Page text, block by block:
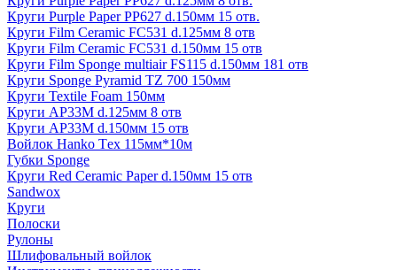
Круги Purple Paper PP627 d.150мм 15 отв.
Круги Film Ceramic FC531 d.125мм 8 отв
Круги Film Ceramic FC531 d.150мм 15 отв
Круги Film Sponge multiair FS115 d.150мм 181 отв
Круги Sponge Pyramid TZ 700 150мм
Круги Textile Foam 150мм
Круги AP33M d.125мм 8 отв
Круги AP33M d.150мм 15 отв
Войлок Hanko Tех 115мм*10м
Губки Sponge
Круги Red Ceramic Paper d.150мм 15 отв
Sandwox
Круги
Полоски
Рулоны
Шлифовальный войлок